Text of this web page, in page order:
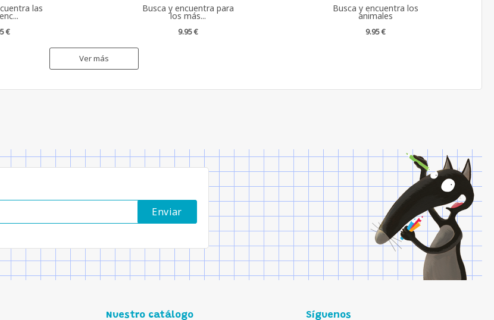
las
€
Busca y encuentra para
los más...
9.95 €
Busca y encuentra los
animales
9.95 €
Ver más
Nuestro catálogo Síguenos